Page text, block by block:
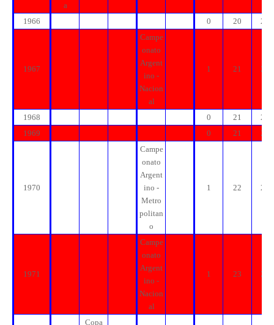
a
1966 0 20 20
1967
Campe
onato
Argent
ino -
Nacion
al
1 21 21
1968 0 21
21
1969
0 21 21
1970
Campe
onato
Argent
ino -
Metro
politan
o
1 22 22
1971
Campe
onato
Argent
ino -
Nacion
al
1 23 23
Copa